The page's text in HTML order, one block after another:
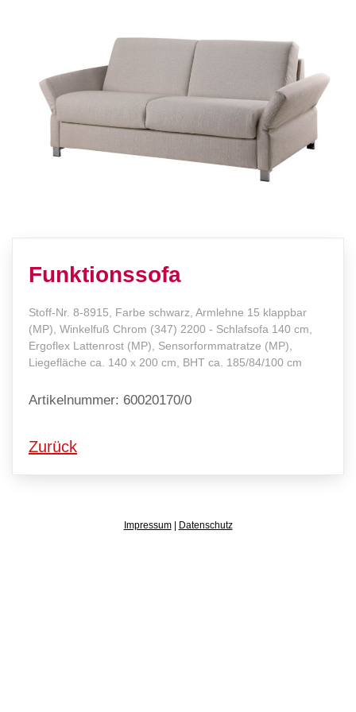
Funktionssofa
Stoff-Nr. 8-8915, Farbe schwarz, Armlehne 15 klappbar
(MP), Winkelfuß Chrom (347) 2200 - Schlafsofa 140 cm,
Ergoflex Lattenrost (MP), Sensorformmatratze (MP),
Liegefläche ca. 140 x 200 cm, BHT ca. 185/84/100 cm
Artikelnummer: 60020170/0
Zurück
Impressum| Datenschutz